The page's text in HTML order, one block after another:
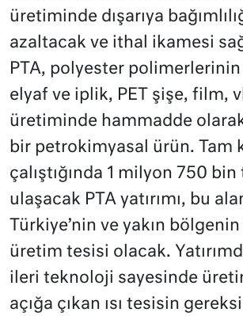
üretiminde dışarıya
azaltacak ve ithal ikamesi
PTA, polyester
elyaf ve iplik, PET şişe, film,
üretiminde hammadde
bir petrokimyasal ürün. Tam
çalıştığında 1 milyon 750
ulaşacak PTA yatırımı, bu
Türkiye’nin ve yakın
üretim tesisi olacak.
ileri teknoloji sayesinde
açığa çıkan ısı tesisin